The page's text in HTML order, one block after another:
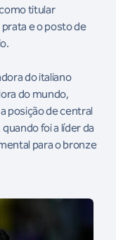
titular
e o posto de
do italiano
do mundo,
posição de central
foi a líder da
para o bronze